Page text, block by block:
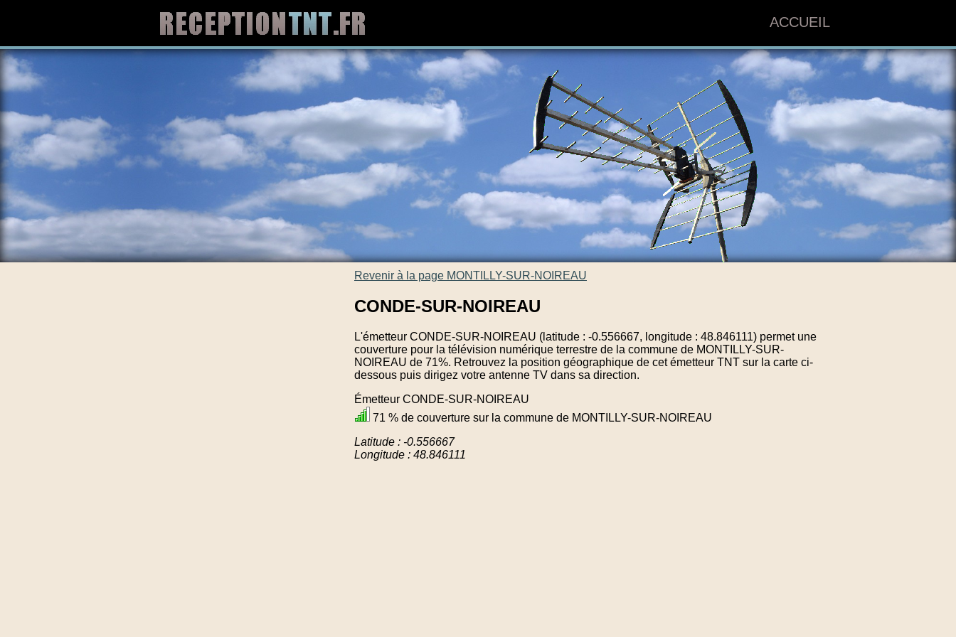
ACCUEIL
Revenir à la page MONTILLY-SUR-NOIREAU
CONDE-SUR-NOIREAU
L'émetteur CONDE-SUR-NOIREAU (latitude : -0.556667, longitude : 48.846111) permet une
couverture pour la télévision numérique terrestre de la commune de MONTILLY-SUR-
NOIREAU de 71%. Retrouvez la position géographique de cet émetteur TNT sur la carte ci-
dessous puis dirigez votre antenne TV dans sa direction.
Émetteur CONDE-SUR-NOIREAU
71 % de couverture sur la commune de MONTILLY-SUR-NOIREAU
Latitude : -0.556667
Longitude : 48.846111